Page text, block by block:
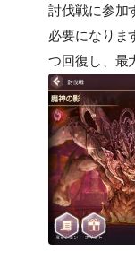
討伐戦に参加
必要になりま
つ回復し、最